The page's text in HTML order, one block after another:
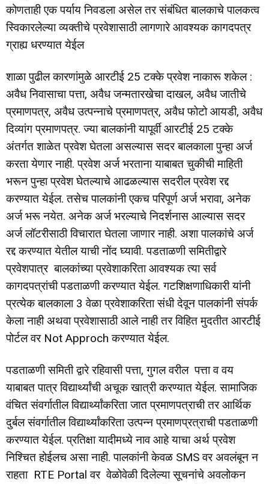
कोणताही एक पर्याय निवडला असेल तर संबंधित बालकाचे पालकत्व
स्विकारलेल्या व्यक्तीचे प्रवेशासाठी लागणारे आवश्यक कागदपत्र
ग्राह्य धरण्यात येईल
शाळा पुढील कारणांमुळे आरटीई 25 टक्के प्रवेश नाकारू शकेल :
अवैध निवासाचा पत्ता, अवैध जन्मतारखेचा दाखल, अवैध जातीचे
प्रमाणपत्र, अवैध उत्पन्नाचे प्रमाणपत्र, अवैध फोटो आयडी, अवैध
दिव्यांग प्रमाणपत्र. ज्या बालकांनी यापूर्वी आरटीई 25 टक्के
अंतर्गत शाळेत प्रवेश घेतला असल्यास सदर बालकाला पुन्हा अर्ज
करता येणार नाही. प्रवेश अर्ज भरताना याबाबत चुकीची माहिती
भरून पुन्हा प्रवेश घेतल्याचे आढळल्यास सदरील प्रवेश रद्द
करण्यात येईल. तसेच पालकांनी एकच परिपूर्ण अर्ज भरावा, अनेक
अर्ज भरू नयेत. अनेक अर्ज भरल्याचे निदर्शनास आल्यास सदर
अर्ज लॉटरीसाठी विचारात घेतला जाणार नाही. अशा पालकांचे अर्ज
रद्द करण्यात येतील याची नोंद घ्यावी. पडताळणी समितीद्वारे
प्रवेशपात्र बालकांच्या प्रवेशाकरिता आवश्यक त्या सर्व
कागदपत्रांची पडताळणी करण्यात येईल. गटशिक्षणाधिकारी यांनी
प्रत्येक बालकाला 3 वेळा प्रवेशाकरिता संधी देवून पालकांनी संपर्क
केला नाही अथवा प्रवेशासाठी आले नाही तर विहित मुदतीत आरटीई
पोर्टल वर Not Approch करण्यात येईल.
पडताळणी समिती द्वारे रहिवासी पत्ता, गुगल वरील पत्ता व वय
याबाबत पात्र विद्यार्थ्यांची अचूक खात्री करण्यात येईल. सामाजिक
वंचित संवर्गातील विद्यार्थ्यांकरिता जात प्रमाणपत्राची तर आर्थिक
दुर्बल संवर्गातील विद्यार्थ्यांकरिता उत्पन्न प्रमाणप्रत्राची पडताळणी
करण्यात येईल. प्रतिक्षा यादीमध्ये नाव आहे याचा अर्थ प्रवेश
निश्चित होईलच असा नाही. पालकांनी केवळ SMS वर अवलंबून न
राहता RTE Portal वर वेळोवेळी दिलेल्या सूचनांचे अवलोकन